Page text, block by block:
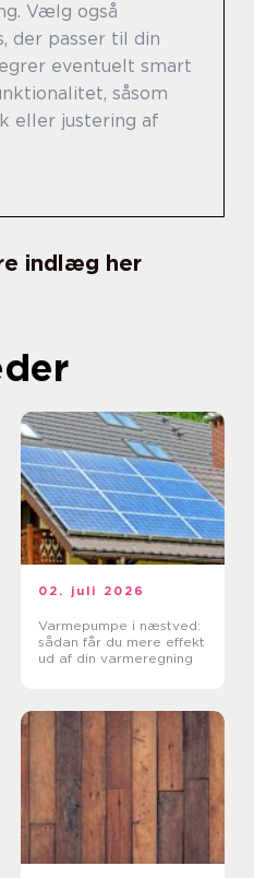
Vælg også
der passer til din
eventuelt smart
såsom
eller justering af
indlæg her
02. juli 2026
Varmepumpe i næstved:
sådan får du mere effekt
ud af din varmeregning